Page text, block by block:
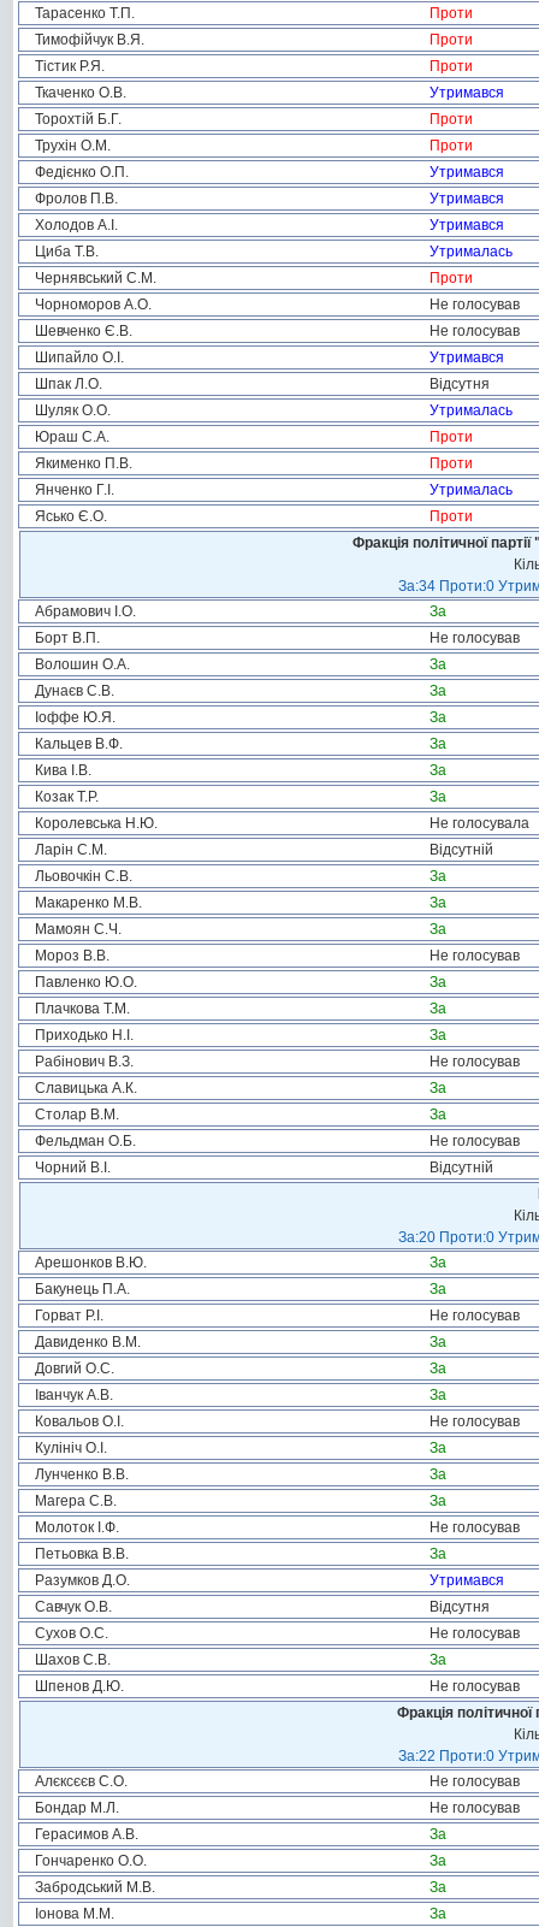
Тарасенко Т.П.
Проти
Тимофійчук В.Я.
Проти
Тістик Р.Я.
Проти
Ткаченко О.В.
Утримався
Торохтій Б.Г.
Проти
Трухін О.М.
Проти
Федієнко О.П.
Утримався
Фролов П.В.
Утримався
Холодов А.І.
Утримався
Циба Т.В.
Утрималась
Чернявський С.М.
Проти
Чорноморов А.О.
Не голосував
Шевченко Є.В.
Не голосував
Шипайло О.І.
Утримався
Шпак Л.О.
Відсутня
Шуляк О.О.
Утрималась
Юраш С.А.
Проти
Якименко П.В.
Проти
Янченко Г.І.
Утрималась
Ясько Є.О.
Проти
Фракція політичної
За:34 Проти:0
Абрамович І.О.
За
Борт В.П.
Не голосував
Волошин О.А.
За
Дунаєв С.В.
За
Іоффе Ю.Я.
За
Кальцев В.Ф.
За
Кива І.В.
За
Козак Т.Р.
За
Королевська Н.Ю.
Не голосувала
Ларін С.М.
Відсутній
Льовочкін С.В.
За
Макаренко М.В.
За
Мамоян С.Ч.
За
Мороз В.В.
Не голосував
Павленко Ю.О.
За
Плачкова Т.М.
За
Приходько Н.І.
За
Рабінович В.З.
Не голосував
Славицька А.К.
За
Столар В.М.
За
Фельдман О.Б.
Не голосував
Чорний В.І.
Відсутній
За:20 Проти:0
Арешонков В.Ю.
За
Бакунець П.А.
За
Горват Р.І.
Не голосував
Давиденко В.М.
За
Довгий О.С.
За
Іванчук А.В.
За
Ковальов О.І.
Не голосував
Кулініч О.І.
За
Лунченко В.В.
За
Магера С.В.
За
Молоток І.Ф.
Не голосував
Петьовка В.В.
За
Разумков Д.О.
Утримався
Савчук О.В.
Відсутня
Сухов О.С.
Не голосував
Шахов С.В.
За
Шпенов Д.Ю.
Не голосував
Фракція
За:22 Проти:0
Алєксєєв С.О.
Не голосував
Бондар М.Л.
Не голосував
Герасимов А.В.
За
Гончаренко О.О.
За
Забродський М.В.
За
Іонова М.М.
За